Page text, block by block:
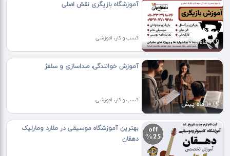
1 ماه پیش
آموزشگاه بازیگری نقش اصلی
کسب و کار، آموزشی
10 ماه پیش
آموزش خوانندگی، صداسازی و سلفژ
کسب و کار، آموزشی
بهترین آموزشگاه موسیقی در ملارد ومارلیک
دهقان